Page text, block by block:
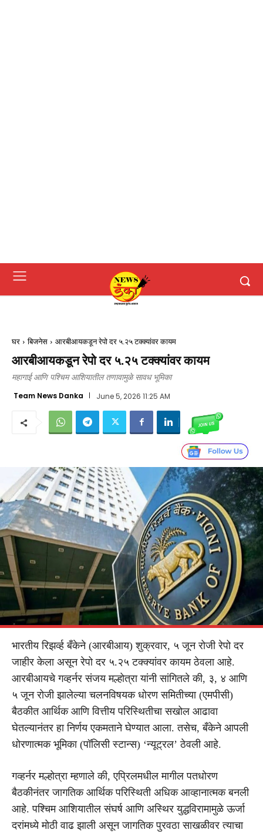
घर बिजनेस आरबीआयकडून रेपो दर ५.२५ टक्क्यांवर कायम
आरबीआयकडून रेपो दर ५.२५ टक्क्यांवर कायम
महागाई आणि पश्चिम आशियातील तणावामुळे सावध भूमिका
Team News Danka June 5, 2026 11:25 AM
भारतीय रिझर्व्ह बँकेने (आरबीआय) शुक्रवार, ५ जून रोजी रेपो दर
जाहीर केला असून रेपो दर ५.२५ टक्क्यांवर कायम ठेवला आहे.
आरबीआयचे गव्हर्नर संजय मल्होत्रा यांनी सांगितले की, ३, ४ आणि
५ जून रोजी झालेल्या चलनविषयक धोरण समितीच्या (एमपीसी)
बैठकीत आर्थिक आणि वित्तीय परिस्थितीचा सखोल आढावा
घेतल्यानंतर हा निर्णय एकमताने घेण्यात आला. तसेच, बँकेने आपली
धोरणात्मक भूमिका (पॉलिसी स्टान्स) ‘न्यूट्रल’ ठेवली आहे.
गव्हर्नर मल्होत्रा म्हणाले की, एप्रिलमधील मागील पतधोरण
बैठकीनंतर जागतिक आर्थिक परिस्थिती अधिक आव्हानात्मक बनली
आहे. पश्चिम आशियातील संघर्ष आणि अस्थिर युद्धविरामामुळे ऊर्जा
दरांमध्ये मोठी वाढ झाली असून जागतिक पुरवठा साखळीवर त्याचा